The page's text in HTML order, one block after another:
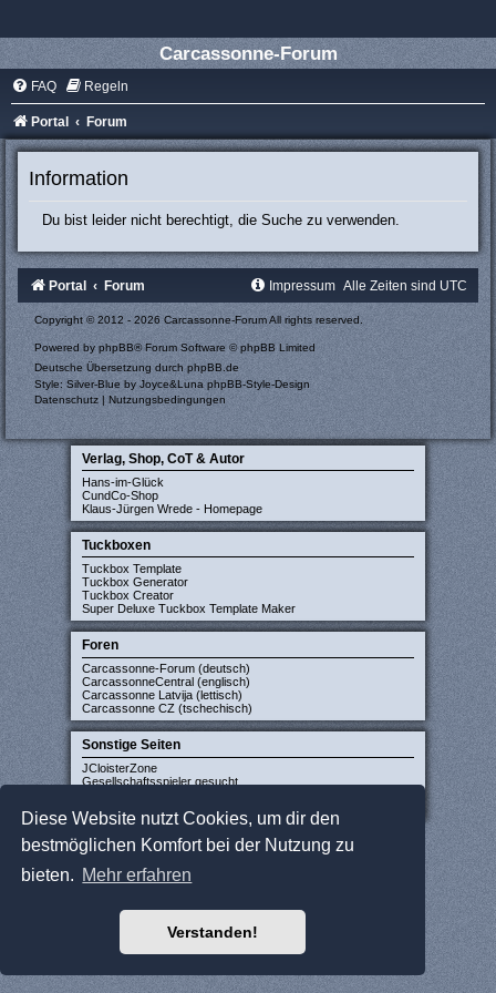
Diese Website nutzt Cookies, um dir den
bestmöglichen Komfort bei der Nutzung zu
bieten. Mehr erfahren
Verstanden!
Carcassonne-Forum
FAQ Regeln
Portal Forum
Information
Du bist leider nicht berechtigt, die Suche zu verwenden.
Portal Forum Alle Zeiten sind UTC
Impressum
Copyright © 2012 - 2026 Carcassonne-Forum All rights reserved.
Powered by phpBB® Forum Software © phpBB Limited
Deutsche Übersetzung durch phpBB.de
Style: Silver-Blue by Joyce&LunaphpBB-Style-Design
Datenschutz | Nutzungsbedingungen
Verlag, Shop, CoT & Autor
Hans-im-Glück
CundCo-Shop
Klaus-Jürgen Wrede - Homepage
Tuckboxen
Tuckbox Template
Tuckbox Generator
Tuckbox Creator
Super Deluxe Tuckbox Template Maker
Foren
Carcassonne-Forum (deutsch)
CarcassonneCentral (englisch)
Carcassonne Latvija (lettisch)
Carcassonne CZ (tschechisch)
Sonstige Seiten
JCloisterZone
Gesellschaftsspieler gesucht